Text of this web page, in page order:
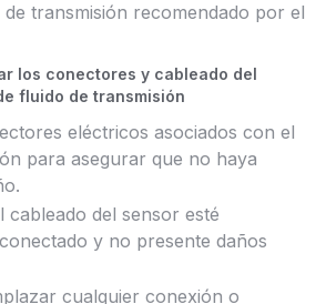
transmisión recomendado por el
los conectores y cableado del
fluido de transmisión
eléctricos asociados con el
para asegurar que no haya
cableado del sensor esté
y no presente daños
cualquier conexión o